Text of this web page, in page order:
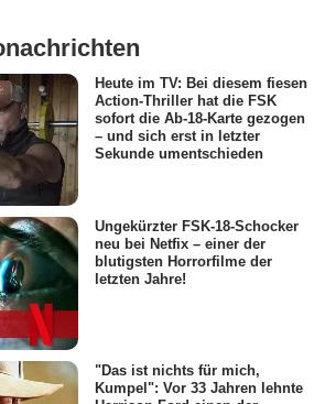
Heute im TV: Bei diesem fiesen
Action-Thriller hat die FSK
sofort die Ab-18-Karte gezogen
– und sich erst in letzter
Sekunde umentschieden
Ungekürzter FSK-18-Schocker
neu bei Netfix – einer der
blutigsten Horrorfilme der
letzten Jahre!
"Das ist nichts für mich,
Kumpel": Vor 33 Jahren lehnte